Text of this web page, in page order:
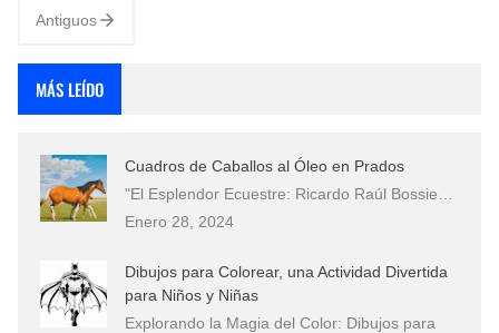
Antiguos
MÁS LEÍDO
Cuadros de Caballos al Óleo en Prados
"El Esplendor Ecuestre: Ricardo Raúl Bossie…
Enero 28, 2024
Dibujos para Colorear, una Actividad Divertida
para Niños y Niñas
Explorando la Magia del Color: Dibujos para